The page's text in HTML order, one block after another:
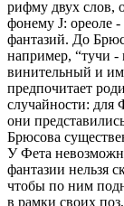
рифму двух слов,
фонему J: ореоле -
фантазий. До
например, “тучи
винительный и
предпочитает
случайности: для
они
Брюсова
У Фета
фантазии нельзя
чтобы по ним
в рамки своих